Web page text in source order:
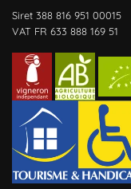
Siret 388 816 951 00015
VAT FR 633 888 169 51